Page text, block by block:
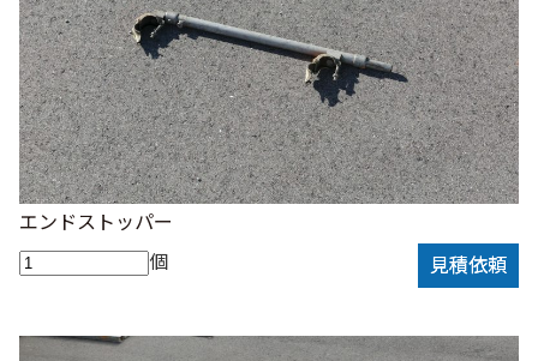
エンドストッパー
個
見積依頼